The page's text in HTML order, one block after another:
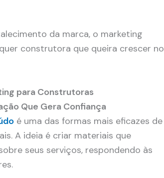
da marca, o marketing
construtora que queira crescer no
para Construtoras
Que Gera Confiança
é uma das formas mais eficazes de
A ideia é criar materiais que
seus serviços, respondendo às